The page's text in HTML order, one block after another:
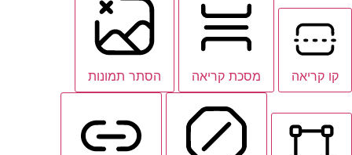
קו קריאה מסכת קריאה הסתר תמונות